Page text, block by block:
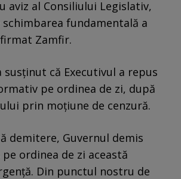
aviz al Consiliului Legislativ,
schimbarea fundamentală a
Zamfir.
susținut că Executivul a repus
pe ordinea de zi, după
prin moțiune de cenzură.
demitere, Guvernul demis
ordinea de zi această
Din punctul nostru de